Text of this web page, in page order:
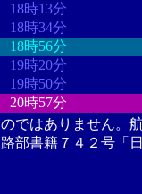
18時13分
18時34分
18時56分
19時20分
19時50分
20時57分
ではありません。
部書籍７４２号「